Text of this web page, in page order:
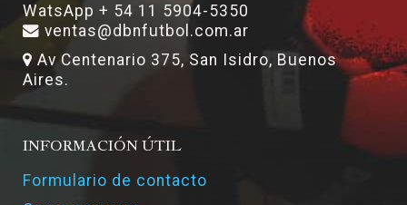
WatsApp + 54 11 5904-5350
ventas@dbnfutbol.com.ar
Av Centenario 375, San Isidro, Buenos
Aires.
INFORMACIÓN ÚTIL
Formulario de contacto